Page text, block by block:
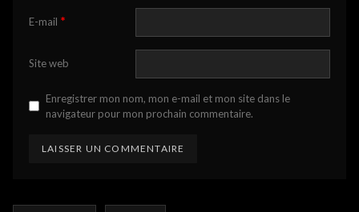
E-mail *
Site web
Enregistrer mon nom, mon e-mail et mon site dans le
navigateur pour mon prochain commentaire.